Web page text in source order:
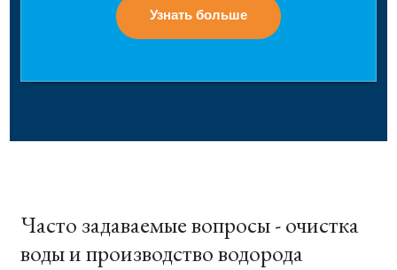
Узнать больше
Часто задаваемые вопросы - очистка
воды и производство водорода